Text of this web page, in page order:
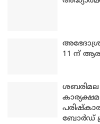
11 ന്
ബോര്‍ഡ്